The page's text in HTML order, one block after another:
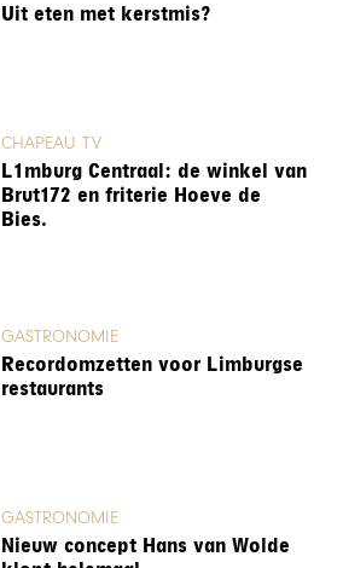
Uit eten met kerstmis?
CHAPEAU TV
L1mburg Centraal: de winkel van
Brut172 en friterie Hoeve de
Bies.
GASTRONOMIE
Recordomzetten voor Limburgse
restaurants
GASTRONOMIE
Nieuw concept Hans van Wolde